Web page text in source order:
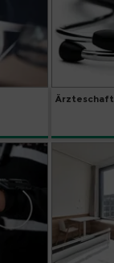
Ärzteschaft